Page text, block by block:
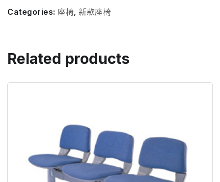
Categories: 座椅, 新款座椅
Related products